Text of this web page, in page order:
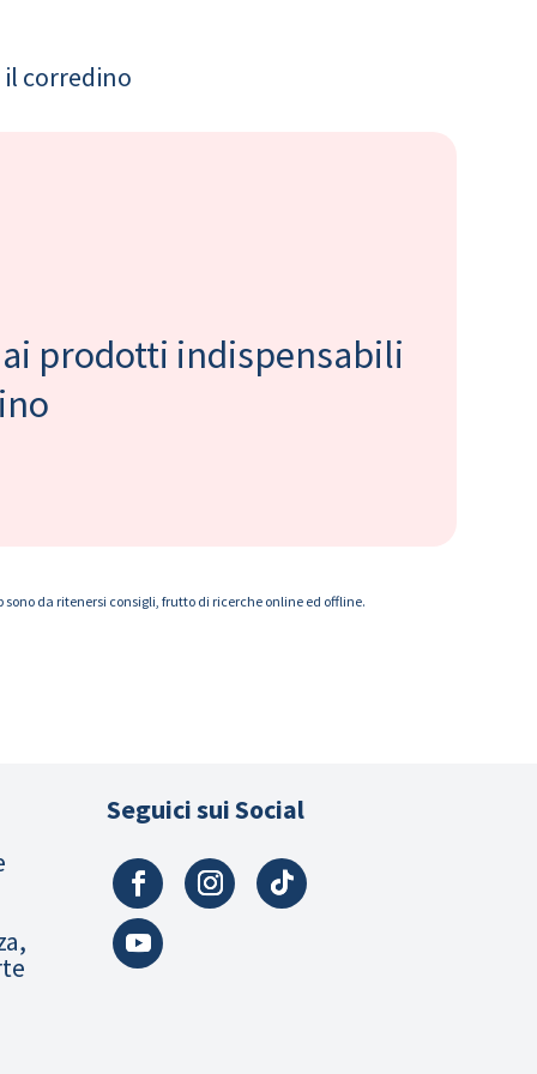
il corredino
prodotti indispensabili
da ritenersi consigli, frutto di ricerche online ed offline.
Seguici sui Social